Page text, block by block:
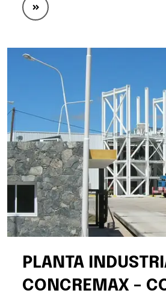
PLANTA
CONCREMAX –